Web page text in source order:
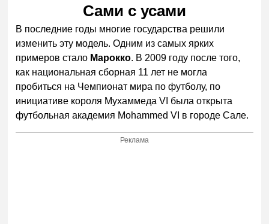
Сами с усами
В последние годы многие государства решили
изменить эту модель. Одним из самых ярких
примеров стало Марокко. В 2009 году после того,
как национальная сборная 11 лет не могла
пробиться на Чемпионат мира по футболу, по
инициативе короля Мухаммеда VI была открыта
футбольная академия Mohammed VI в городе Сале.
Реклама